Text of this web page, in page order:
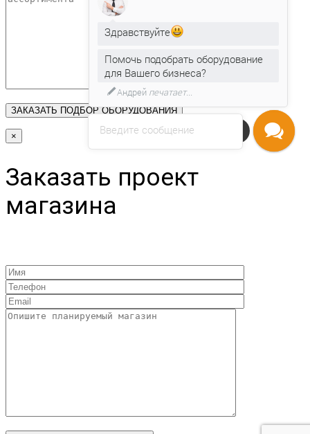
×
Заказать проект
магазина
Напишите нам
Введите сообщение
Здравствуйте
Помочь подобрать оборудование
для Вашего бизнеса?
Андрейпечатает...